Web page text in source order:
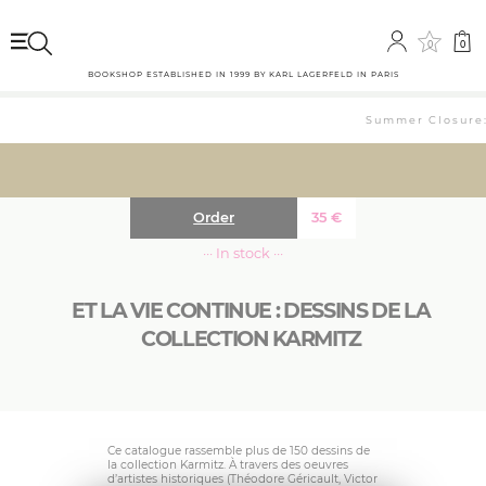
0 0
BOOKSHOP ESTABLISHED IN 1999 BY KARL LAGERFELD IN PARIS
Summer
ET LA VIE CONTINUE : DESSINS DE LA
COLLECTION KARMITZ
35 €
Order
··· In stock ···
Ce catalogue rassemble plus de 150 dessins de
la collection Karmitz. À travers des oeuvres
d’artistes historiques (Théodore Géricault, Victor